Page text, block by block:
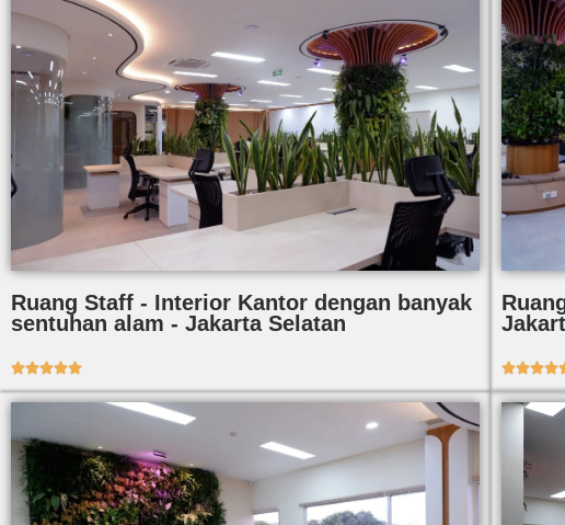
Ruang Staff - Interior Kantor dengan banyak
sentuhan alam - Jakarta Selatan
 